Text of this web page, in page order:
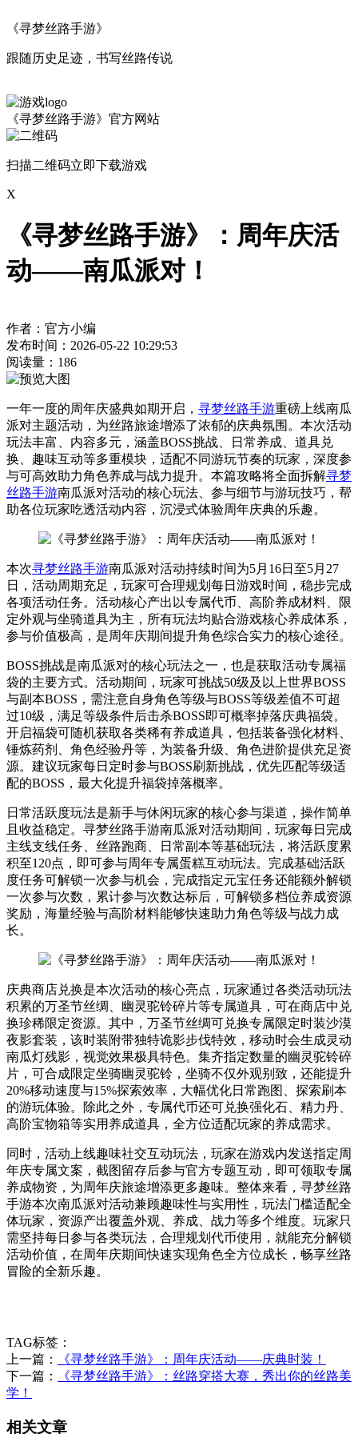
《寻梦丝路手游》
跟随历史足迹，书写丝路传说
《寻梦丝路手游》官方网站
扫描二维码立即下载游戏
X
《寻梦丝路手游》：周年庆活
动——南瓜派对！
作者：官方小编
发布时间：2026-05-22 10:29:53
阅读量： 186
一年一度的周年庆盛典如期开启， 寻梦丝路手游重磅上线南瓜
派对主题活动，为丝路旅途增添了浓郁的庆典氛围。本次活动
玩法丰富、内容多元，涵盖BOSS挑战、日常养成、道具兑
换、趣味互动等多重模块，适配不同游玩节奏的玩家，深度参
与可高效助力角色养成与战力提升。本篇攻略将全面拆解寻梦
丝路手游南瓜派对活动的核心玩法、参与细节与游玩技巧，帮
助各位玩家吃透活动内容，沉浸式体验周年庆典的乐趣。
本次寻梦丝路手游南瓜派对活动持续时间为5月16日至5月27
日，活动周期充足，玩家可合理规划每日游戏时间，稳步完成
各项活动任务。活动核心产出以专属代币、高阶养成材料、限
定外观与坐骑道具为主，所有玩法均贴合游戏核心养成体系，
参与价值极高，是周年庆期间提升角色综合实力的核心途径。
BOSS挑战是南瓜派对的核心玩法之一，也是获取活动专属福
袋的主要方式。活动期间，玩家可挑战50级及以上世界BOSS
与副本BOSS，需注意自身角色等级与BOSS等级差值不可超
过10级，满足等级条件后击杀BOSS即可概率掉落庆典福袋。
开启福袋可随机获取各类稀有养成道具，包括装备强化材料、
锤炼药剂、角色经验丹等，为装备升级、角色进阶提供充足资
源。建议玩家每日定时参与BOSS刷新挑战，优先匹配等级适
配的BOSS，最大化提升福袋掉落概率。
日常活跃度玩法是新手与休闲玩家的核心参与渠道，操作简单
且收益稳定。寻梦丝路手游南瓜派对活动期间，玩家每日完成
主线支线任务、丝路跑商、日常副本等基础玩法，将活跃度累
积至120点，即可参与周年专属蛋糕互动玩法。完成基础活跃
度任务可解锁一次参与机会，完成指定元宝任务还能额外解锁
一次参与次数，累计参与次数达标后，可解锁多档位养成资源
奖励，海量经验与高阶材料能够快速助力角色等级与战力成
长。
庆典商店兑换是本次活动的核心亮点，玩家通过各类活动玩法
积累的万圣节丝绸、幽灵驼铃碎片等专属道具，可在商店中兑
换珍稀限定资源。其中，万圣节丝绸可兑换专属限定时装沙漠
夜影套装，该时装附带独特诡影步伐特效，移动时会生成灵动
南瓜灯残影，视觉效果极具特色。集齐指定数量的幽灵驼铃碎
片，可合成限定坐骑幽灵驼铃，坐骑不仅外观别致，还能提升
20%移动速度与15%探索效率，大幅优化日常跑图、探索刷本
的游玩体验。除此之外，专属代币还可兑换强化石、精力丹、
高阶宝物箱等实用养成道具，全方位适配玩家的养成需求。
同时，活动上线趣味社交互动玩法，玩家在游戏内发送指定周
年庆专属文案，截图留存后参与官方专题互动，即可领取专属
养成物资，为周年庆旅途增添更多趣味。整体来看，寻梦丝路
手游本次南瓜派对活动兼顾趣味性与实用性，玩法门槛适配全
体玩家，资源产出覆盖外观、养成、战力等多个维度。玩家只
需坚持每日参与各类玩法，合理规划代币使用，就能充分解锁
活动价值，在周年庆期间快速实现角色全方位成长，畅享丝路
冒险的全新乐趣。
TAG标签：
上一篇：
《寻梦丝路手游》：周年庆活动——庆典时装！
下一篇：
《寻梦丝路手游》：丝路穿搭大赛，秀出你的丝路美
学！
相关文章